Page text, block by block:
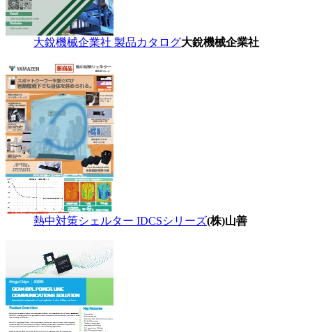
大銳機械企業社 製品カタログ大銳機械企業社
熱中対策シェルター IDCSシリーズ(株)山善